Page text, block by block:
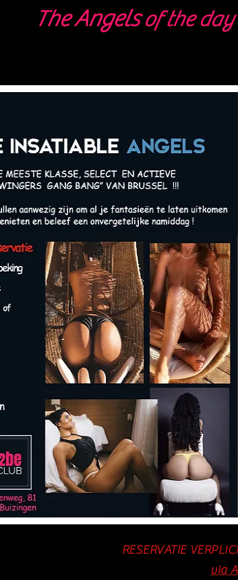
TheAngelsof the
RESERVATIE
via